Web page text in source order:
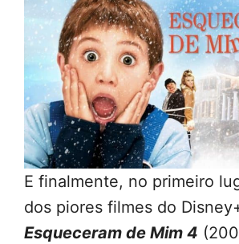
E finalmente, no primeiro
dos piores filmes do
Esqueceram de Mim 4